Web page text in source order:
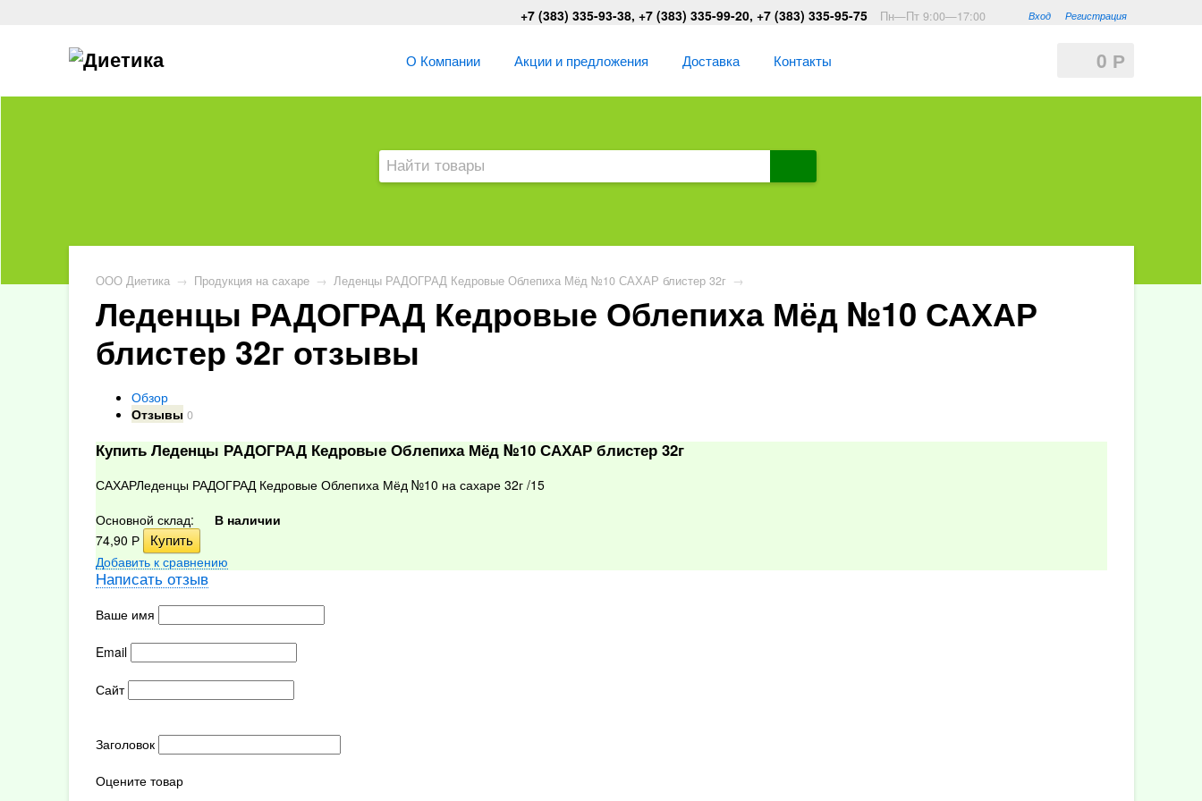
Вход Регистрация
+7 (383) 335-93-38, +7 (383) 335-99-20, +7 (383) 335-95-75 Пн—Пт 9:00—17:00
0 Р
О Компании Акции и предложения Доставка Контакты
ООО Диетика → Продукция на сахаре → Леденцы РАДОГРАД Кедровые Облепиха Мёд №10 САХАР блистер 32г →
Леденцы РАДОГРАД Кедровые Облепиха Мёд №10 САХАР
блистер 32г отзывы
Обзор
Отзывы 0
Купить Леденцы РАДОГРАД Кедровые Облепиха Мёд №10 САХАР блистер 32г
САХАРЛеденцы РАДОГРАД Кедровые Облепиха Мёд №10 на сахаре 32г /15
Основной склад:
В наличии
74,90 Р
Добавить к сравнению
Написать отзыв
Ваше имя
Email
Сайт
Заголовок
Оцените товар